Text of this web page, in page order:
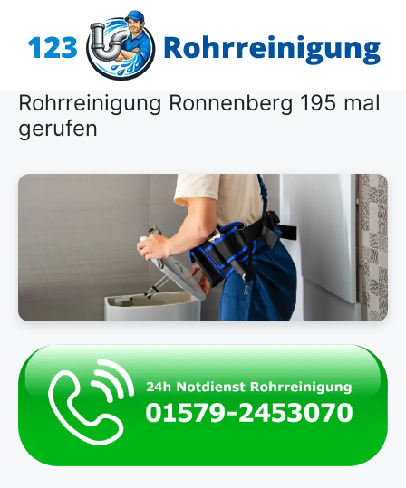
Inhalt
Rohrreinigung Ronnenberg 195 mal
gerufen